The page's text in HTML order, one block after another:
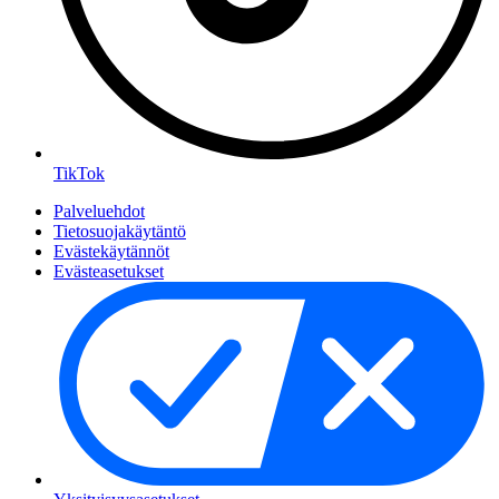
TikTok
Palveluehdot
Tietosuojakäytäntö
Evästekäytännöt
Evästeasetukset